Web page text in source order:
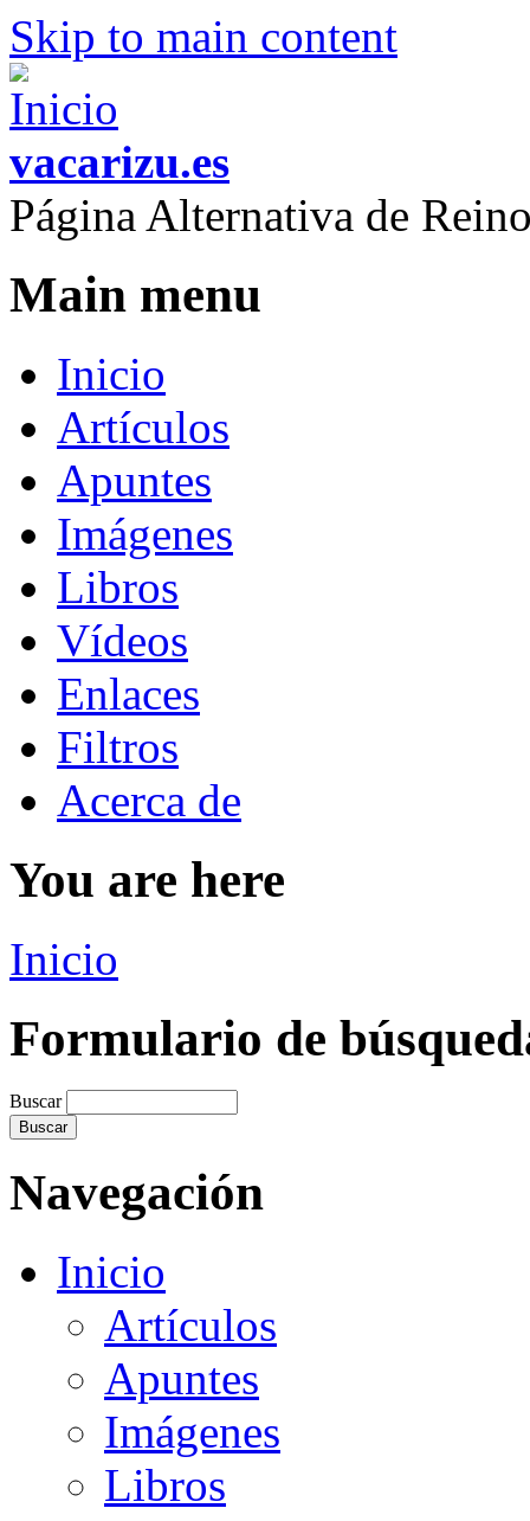
Skip to main content
vacarizu.es
Página Alternativa de
Main menu
Inicio
Artículos
Apuntes
Imágenes
Libros
Vídeos
Enlaces
Filtros
Acerca de
You are here
Inicio
Formulario de
Buscar
Navegación
Inicio
Artículos
Apuntes
Imágenes
Libros